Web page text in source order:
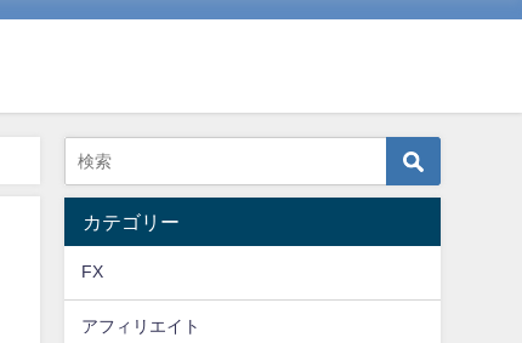
カテゴリー
FX
アフィリエイト